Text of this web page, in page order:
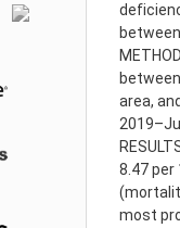
area,
8.47 per
most